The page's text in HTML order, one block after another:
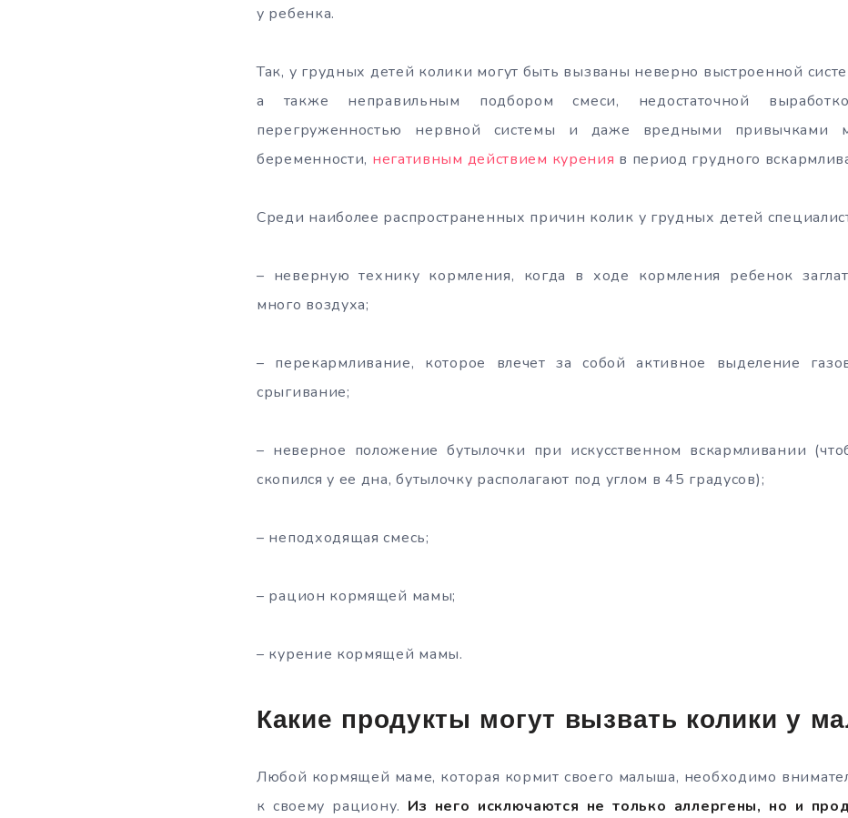
у ребенка.
Так, у грудных детей колики могут быть вызваны неверно выстроенной
а также неправильным подбором смеси, недостаточной
перегруженностью нервной системы и даже вредными привычками
беременности, негативным действием курения в период грудного
Среди наиболее распространенных причин колик у грудных детей
– неверную технику кормления, когда в ходе кормления ребенок
много воздуха;
– перекармливание, которое влечет за собой активное выделение
срыгивание;
– неверное положение бутылочки при искусственном вскармливании
скопился у ее дна, бутылочку располагают под углом в 45 градусов);
– неподходящая смесь;
– рацион кормящей мамы;
– курение кормящей мамы.
Какие продукты могут вызвать колики у
Любой кормящей маме, которая кормит своего малыша, необходимо
к своему рациону. Из него исключаются не только аллергены, но и